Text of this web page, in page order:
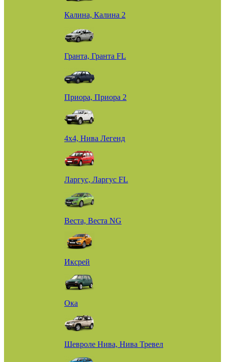
Калина, Калина 2
Гранта, Гранта FL
Приора, Приора 2
4х4, Нива Легенд
Ларгус, Ларгус FL
Веста, Веста NG
Иксрей
Ока
Шевроле Нива, Нива Тревел